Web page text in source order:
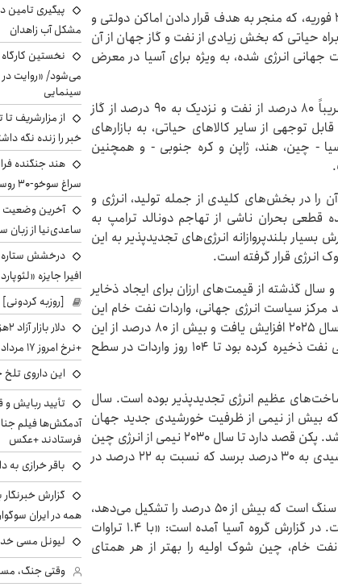
ایران پس از حملات مشترک ایالات متحده و اسرائیل در 28 فوریه، که منجر به هدف قرار دادن اماکن دولتی و
حیاتی که بخش زیادی از نفت و گاز جهان از آن
انرژی شده، به ویژه برای آسیا در معرض
در این گزارش آمده است که پیش از بسته شدن تنگه، تقریباً ۸۰ درصد از نفت و نزدیک به ۹۰ درصد از گاز
توجهی از سایر کالاهای حیاتی، به بازارهای
- چین، هند، ژاپن و کره جنوبی - و همچنین
را در بخش‌های کلیدی از جمله تولید، انرژی و
قطعی بحران ناشی از تهاجم دونالد ترامپ به
بلندپروازانه انرژی‌های تجدیدپذیر به این
انرژی قرار گرفته است.
گذشته از قیمت‌های ارزان برای ایجاد ذخایر
مرکز سیاست انرژی جهانی، واردات نفت خام این
کشور از ۱۱.۱ میلیون بشکه در روز به ۱۱.۶ میلیون بشکه در سال ۲۰۲۵ افزایش یافت و بیش از ۸۰ درصد از این
افزایش به ذخایر منتقل شد. از ژانویه، چین به اندازه کافی نفت ذخیره کرده بود تا ۱۰۴ روز واردات در سطح
عظیم انرژی تجدیدپذیر بوده است. سال
که بیش از نیمی از ظرفیت خورشیدی جدید جهان
است. سال قبل از آن، ۲۷۷ گیگاوات به این ظرفیت اضافه شد. پکن قصد دارد تا سال ۲۰۳۰ نیمی از انرژی چین
از منابع غیرفسیلی تأمین شود و سهم انرژی بادی و خورشیدی به ۳۰ درصد برسد که نسبت به ۲۲ درصد در
گرچه ترکیب انرژی چین هنوز تا حد زیادی مبتنی بر زغال سنگ است که بیش از ۵۰ درصد را تشکیل می‌دهد،
سهم انرژی‌های تجدیدپذیر به سرعت در حال افزایش است. در گزارش گروه آسیا آمده است: «با ۱.۴ تراوات
۱۱۰ روز ذخیره واردات نفت خام، چین شوک اولیه را بهتر از هر همتای
پیگیری تامین
مشکل آب زاهدان
نخستین کارگاه
می‌شود/ «روایت
سینمایی
از مزارشریف تا
خبر را زنده نگه
هند جنگنده
سراغ سوخو-30 روسیه می‌رود
آخرین وضعیت
ساعدی‌نیا از
درخشش ستاره
افیرا جایزه
[روزبه
+نرخ امروز ۱۷ مرداد
این داروی
تأیید ربایش
آدمکش‌ها فیلم
فرستادند +عکس
باقر خرازی به
گزارش
همه در ایران
لیونل مسی
وقتی جنگ،